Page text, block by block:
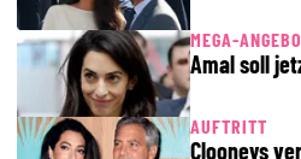
MEGA-
Amal soll
AUFTRITT
Clooneys